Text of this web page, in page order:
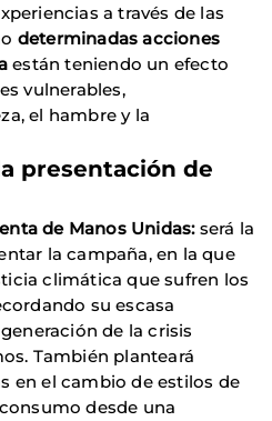
a través de las
determinadas acciones
están teniendo un efecto
vulnerables,
el hambre y la
presentación de
de Manos Unidas: será la
la campaña, en la que
climática que sufren los
su escasa
de la crisis
También planteará
en el cambio de estilos de
desde una